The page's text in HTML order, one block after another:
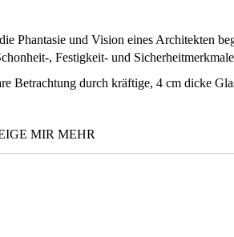
und Vision eines Architekten
, Festigkeit- und
Betrachtung durch kräftige, 4 cm dicke
MIR MEHR